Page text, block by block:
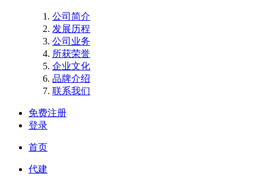
公司简介
发展历程
公司业务
所获荣誉
企业文化
品牌介绍
联系我们
免费注册
登录
首页
代建